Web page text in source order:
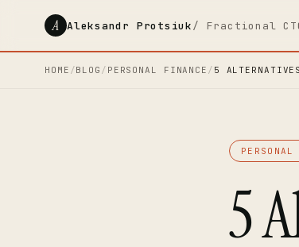
A Aleksandr Protsiuk/ Fractional
HOME /BLOG / PERSONAL FINANCE / 5
5